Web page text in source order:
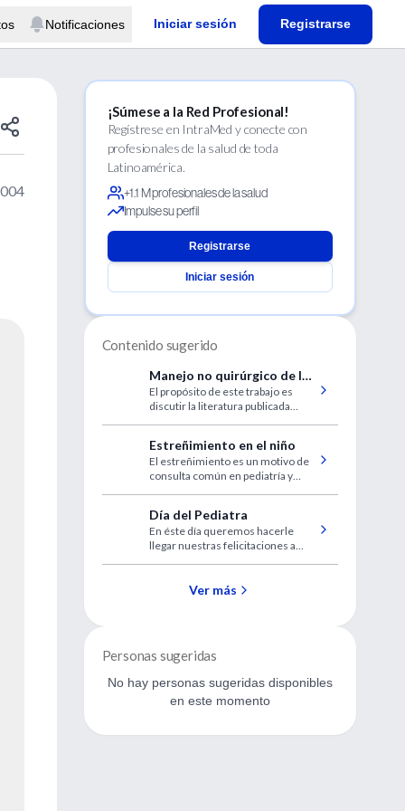
Notificaciones Iniciar sesión Registrarse
¡Súmese a la Red Profesional!
Regístrese en IntraMed y conecte con
profesionales de la salud de toda
Latinoamérica.
+1.1 M profesionales de la salud
Impulse su perfil
Registrarse
Iniciar sesión
Contenido sugerido
Manejo no quirúrgico de los
miomas uterinos
El propósito de este trabajo es
discutir la literatura publicada
quirúrgico de los miomas
uterinos.
Estreñimiento en el niño
El estreñimiento es un motivo de
consulta común en pediatría y
Día del Pediatra
En éste día queremos hacerle
llegar nuestras felicitaciones a
Ver más
Personas sugeridas
No hay personas sugeridas disponibles
en este momento